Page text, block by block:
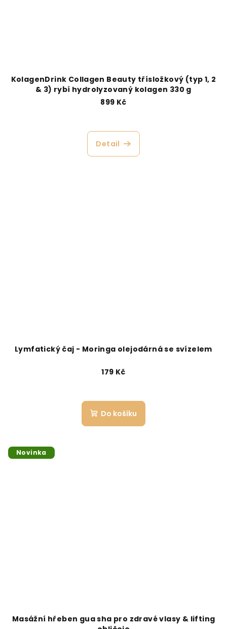
KolagenDrink Collagen Beauty třísložkový (typ 1, 2
& 3) rybí hydrolyzovaný kolagen 330 g
899 Kč
Detail
Lymfatický čaj - Moringa olejodárná se svízelem
179 Kč
Do košíku
Novinka
Masážní hřeben gua sha pro zdravé vlasy & lifting